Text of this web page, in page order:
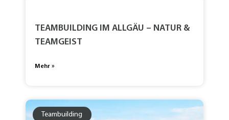
TEAMBUILDING IM ALLGÄU – NATUR &
TEAMGEIST
Mehr »
Teambuilding